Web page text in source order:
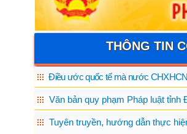
THÔNG TIN
Điều ước quốc tế mà nước
Văn bản quy phạm Pháp luật tỉnh
Tuyên truyền, hướng dẫn thực